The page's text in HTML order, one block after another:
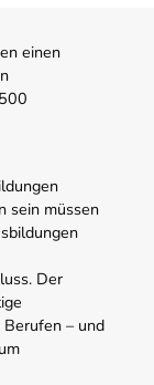
einen
sein müssen
Der
– und